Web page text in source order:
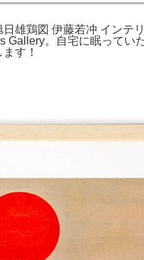
雄鶏図 伊藤若冲 インテ
Gallery。自宅に眠って
す！